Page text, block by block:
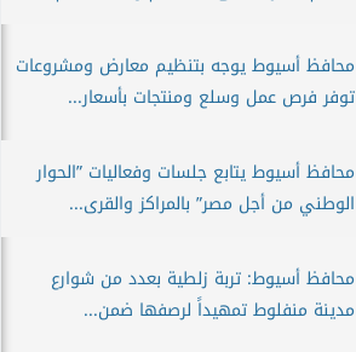
محافظ أسيوط يوجه بتنظيم معارض ومشروعات
توفر فرص عمل وسلع ومنتجات بأسعار...
محافظ أسيوط يتابع جلسات وفعاليات ”الحوار
الوطني من أجل مصر” بالمراكز والقرى...
محافظ أسيوط: تربة زلطية بعدد من شوارع
مدينة منفلوط تمهيداً لرصفها ضمن...